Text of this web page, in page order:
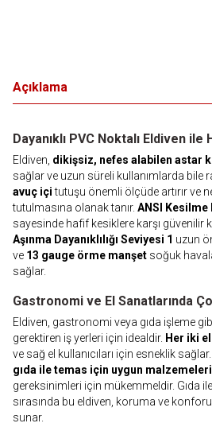
Açıklama
Dayanıklı PVC Noktalı Eldiven ile
Eldiven, dikişsiz, nefes alabilen astar
sağlar ve uzun süreli kullanımlarda bile
avuç içitutuşu önemli ölçüde artırır ve
tutulmasına olanak tanır. ANSI Kesilme
sayesinde hafif kesiklere karşı güvenilir
Aşınma Dayanıklılığı Seviyesi 1 uzun
ve 13 gauge örme manşet soğuk
sağlar.
Gastronomi ve El Sanatlarında
Eldiven, gastronomi veya gıda işleme
gerektiren iş yerleri için idealdir. Her iki
ve sağ el kullanıcıları için esneklik sağlar.
gıda ile temas için uygun
gereksinimleri için mükemmeldir. Gıda
sırasında bu eldiven, koruma ve
sunar.